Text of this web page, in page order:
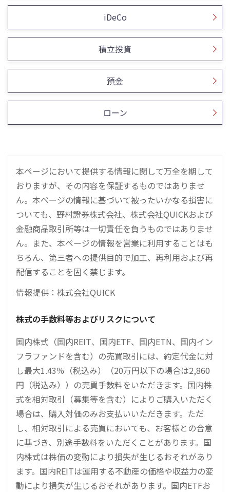
iDeCo
積立投資
預金
ローン
本ページにおいて提供する情報に関して万全を期して
おりますが、その内容を保証するものではありませ
ん。本ページの情報に基づいて被ったいかなる損害に
ついても、野村證券株式会社、株式会社QUICKおよび
金融商品取引所等は一切責任を負うものではありませ
ん。また、本ページの情報を営業に利用することはも
ちろん、第三者への提供目的で加工、再利用および再
配信することを固く禁じます。
情報提供：株式会社QUICK
株式の手数料等およびリスクについて
国内株式（国内REIT、国内ETF、国内ETN、国内イン
フラファンドを含む）の売買取引には、約定代金に対
し最大1.43％（税込み）（20万円以下の場合は2,860
円（税込み））の売買手数料をいただきます。国内株
式を相対取引（募集等を含む）によりご購入いただく
場合は、購入対価のみお支払いいただきます。ただ
し、相対取引による売買においても、お客様との合意
に基づき、別途手数料をいただくことがあります。国
内株式は株価の変動により損失が生じるおそれがあり
ます。国内REITは運用する不動産の価格や収益力の変
動により損失が生じるおそれがあります。国内ETFお